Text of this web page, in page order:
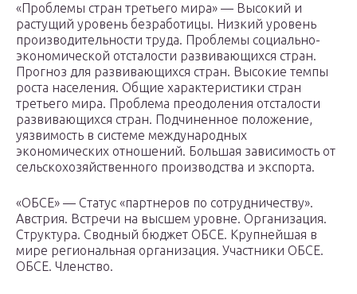
«Проблемы стран третьего мира» — Высокий и
растущий уровень безработицы. Низкий уровень
производительности труда. Проблемы социально-
экономической отсталости развивающихся стран.
Прогноз для развивающихся стран. Высокие темпы
роста населения. Общие характеристики стран
третьего мира. Проблема преодоления отсталости
развивающихся стран. Подчиненное положение,
уязвимость в системе международных
экономических отношений. Большая зависимость от
сельскохозяйственного производства и экспорта.
«ОБСЕ» — Статус «партнеров по сотрудничеству».
Австрия. Встречи на высшем уровне. Организация.
Структура. Сводный бюджет ОБСЕ. Крупнейшая в
мире региональная организация. Участники ОБСЕ.
ОБСЕ. Членство.